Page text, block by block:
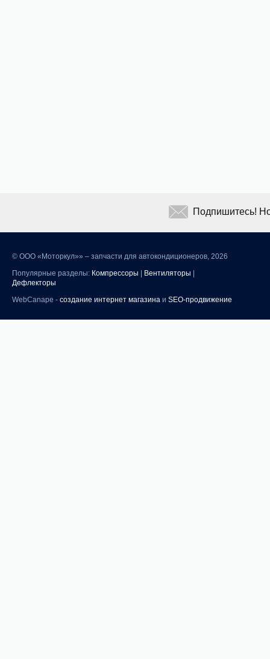
© ООО «Моторкул»» – запчасти для автокондиционеров, 2026
Популярные разделы: Компрессоры Вентиляторы
Дефлекторы
WebCanape - создание интернет магазина и SEO-продвижение
Подпишитесь!